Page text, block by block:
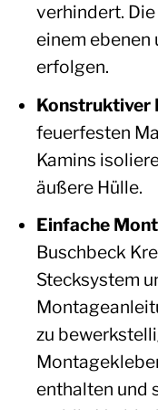
verhindert.
einem ebenen
erfolgen.
Konstruktiver
feuerfesten
Kamins
äußere Hülle.
Einfache
Buschbeck
Stecksystem
zu
enthalten und